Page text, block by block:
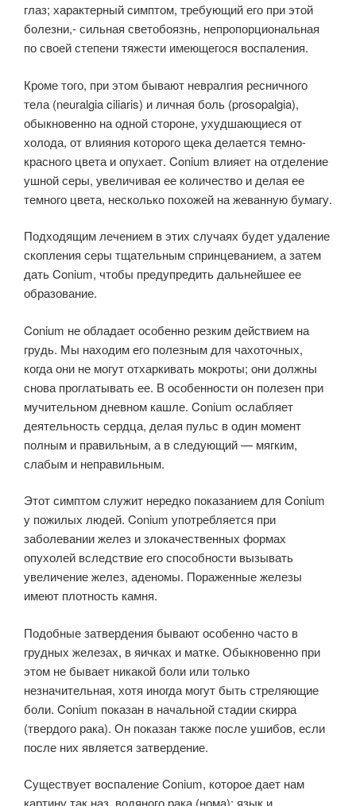
глаз; характерный симптом, требующий его при этой
болезни,- сильная светобоязнь, непропорциональная
по своей степени тяжести имеющегося воспаления.
Кроме того, при этом бывают невралгия ресничного
тела (neuralgia ciliaris) и личная боль (prosopalgia),
обыкновенно на одной стороне, ухудшающиеся от
холода, от влияния которого щека делается темно-
красного цвета и опухает. Conium влияет на отделение
ушной серы, увеличивая ее количество и делая ее
темного цвета, несколько похожей на жеванную бумагу.
Подходящим лечением в этих случаях будет удаление
скопления серы тщательным спринцеванием, а затем
дать Conium, чтобы предупредить дальнейшее ее
образование.
Conium не обладает особенно резким действием на
грудь. Мы находим его полезным для чахоточных,
когда они не могут отхаркивать мокроты; они должны
снова проглатывать ее. В особенности он полезен при
мучительном дневном кашле. Conium ослабляет
деятельность сердца, делая пульс в один момент
полным и правильным, а в следующий — мягким,
слабым и неправильным.
Этот симптом служит нередко показанием для Conium
у пожилых людей. Conium употребляется при
заболевании желез и злокачественных формах
опухолей вследствие его способности вызывать
увеличение желез, аденомы. Пораженные железы
имеют плотность камня.
Подобные затвердения бывают особенно часто в
грудных железах, в яичках и матке. Обыкновенно при
этом не бывает никакой боли или только
незначительная, хотя иногда могут быть стреляющие
боли. Conium показан в начальной стадии скирра
(твердого рака). Он показан также после ушибов, если
после них является затвердение.
Существует воспаление Conium, которое дает нам